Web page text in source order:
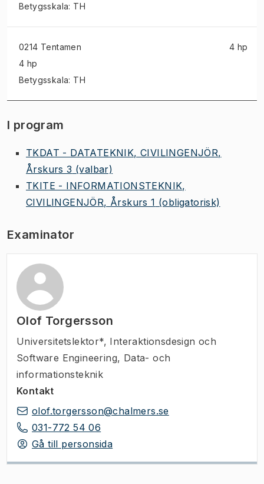
Betygsskala: TH
0214 Tentamen
4 hp
Betygsskala: TH
4 hp
I program
TKDAT - DATATEKNIK, CIVILINGENJÖR,
Årskurs 3 (valbar)
TKITE - INFORMATIONSTEKNIK,
CIVILINGENJÖR, Årskurs 1 (obligatorisk)
Examinator
Olof Torgersson
Universitetslektor*, Interaktionsdesign och
Software Engineering, Data- och
informationsteknik
Kontakt
olof.torgersson@chalmers.se
031-772 54 06
Gå till personsida